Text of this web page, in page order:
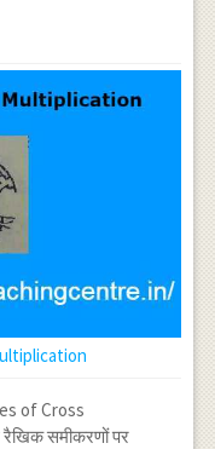
of Cross
समीकरणों पर